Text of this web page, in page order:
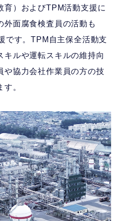
育）およびTPM活動支援に
外面腐食検査員の活動も
です。TPM自主保全活動支
キルや運転スキルの維持向
や協力会社作業員の方の技
。